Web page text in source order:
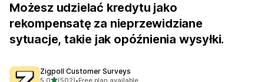
Możesz udzielać kredytu jako
rekompensatę za nieprzewidziane
sytuacje, takie jak opóźnienia wysyłki.
Zigpoll Customer Surveys
5,0na 5 gwiazdek
(502)•Free plan available